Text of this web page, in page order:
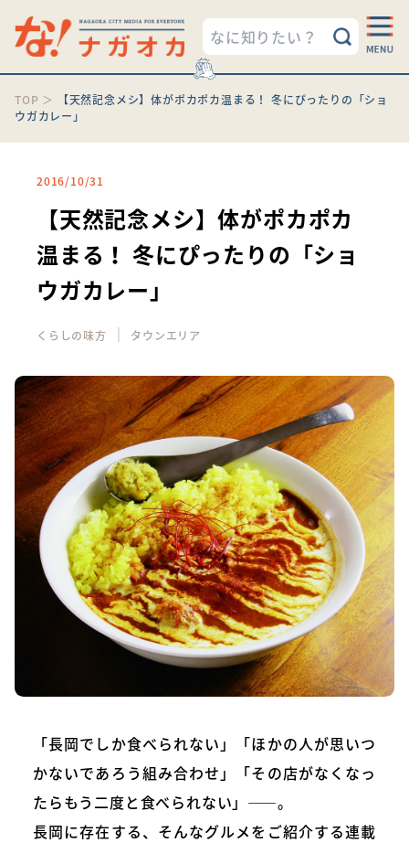
TOP ＞
【天然記念メシ】体がポカポカ温まる！ 冬にぴったりの「ショ
ウガカレー」
2016/10/31
【天然記念メシ】体がポカポカ
温まる！ 冬にぴったりの「ショ
ウガカレー」
くらしの味方 ｜ タウンエリア
「長岡でしか食べられない」「ほかの人が思いつ
かないであろう組み合わせ」「その店がなくなっ
たらもう二度と食べられない」――。
長岡に存在する、そんなグルメをご紹介する連載